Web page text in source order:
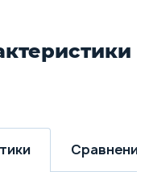
Сравнение